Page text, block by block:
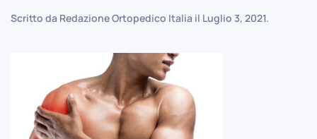
Scritto da Redazione Ortopedico Italia il Luglio 3, 2021.